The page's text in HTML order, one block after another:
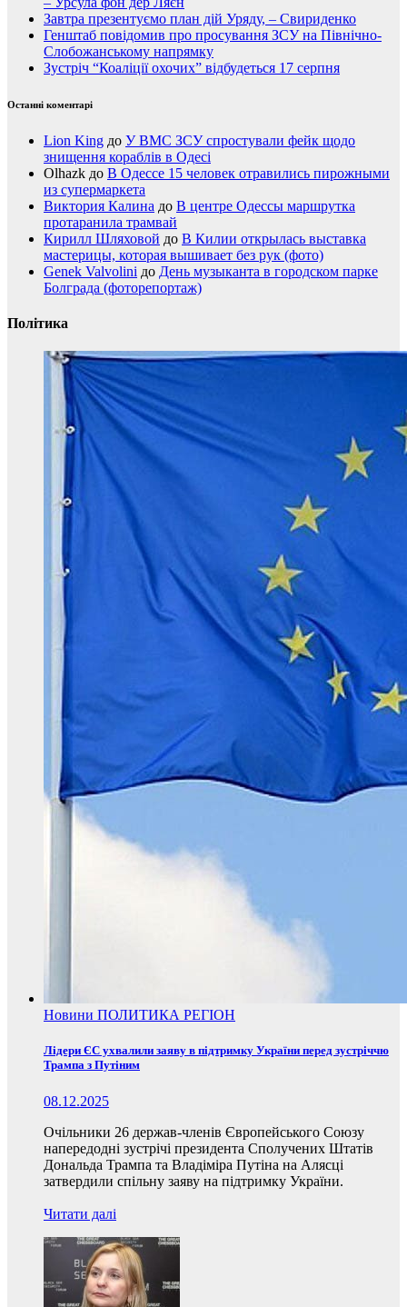
Завтра презентуємо план дій Уряду, – Свириденко
Генштаб повідомив про просування ЗСУ на Північно-
Слобожанському напрямку
Зустріч “Коаліції охочих” відбудеться 17 серпня
Останні коментарі
Lion King до У ВМС ЗСУ спростували фейк щодо
знищення кораблів в Одесі
Olhazk до В Одессе 15 человек отравились пирожными
из супермаркета
Виктория Калина до В центре Одессы маршрутка
протаранила трамвай
Кирилл Шляховой до В Килии открылась выставка
мастерицы, которая вышивает без рук (фото)
Genek Valvolini до День музыканта в городском парке
Болграда (фоторепортаж)
Політика
Новини ПОЛИТИКА РЕГІОН
Лідери ЄС ухвалили заяву в підтримку України перед зустріччю
Трампа з Путіним
08.12.2025
Очільники 26 держав-членів Європейського Союзу
напередодні зустрічі президента Сполучених Штатів
Дональда Трампа та Владіміра Путіна на Алясці
затвердили спільну заяву на підтримку України.
Читати далі